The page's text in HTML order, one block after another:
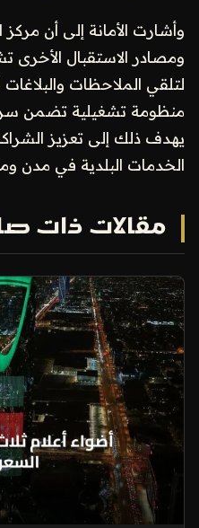
ومصادر الاستقبال الأخرى
لتلقي الملاحظات
منظومة تشغيلية تضمن
يهدف ذلك إلى تعزيز
الخدمات البلدية في مدن
مقالات ذات